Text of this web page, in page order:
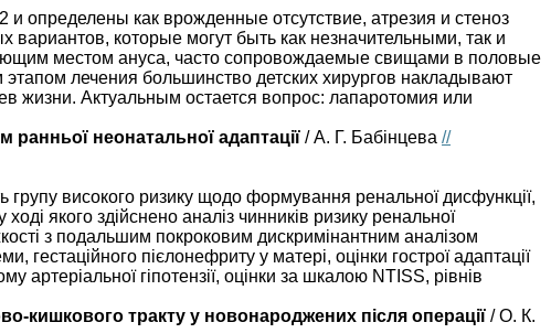
как врожденные отсутствие, атрезия и стеноз
которые могут быть как незначительными, так и
местом ануса, часто сопровождаемые свищами в половые
лечения большинство детских хирургов накладывают
жизни. Актуальным остается вопрос: лапаротомия или
неонатальної адаптації / А. Г. Бабінцева //
групу високого ризику щодо формування ренальної дисфункції,
якого здійснено аналіз чинників ризику ренальної
з подальшим покроковим дискримінантним аналізом
гестаційного пієлонефриту у матері, оцінки гострої адаптації
артеріальної гіпотензії, оцінки за шкалою NTISS, рівнів
кишкового тракту у новонароджених після операції / О. К.